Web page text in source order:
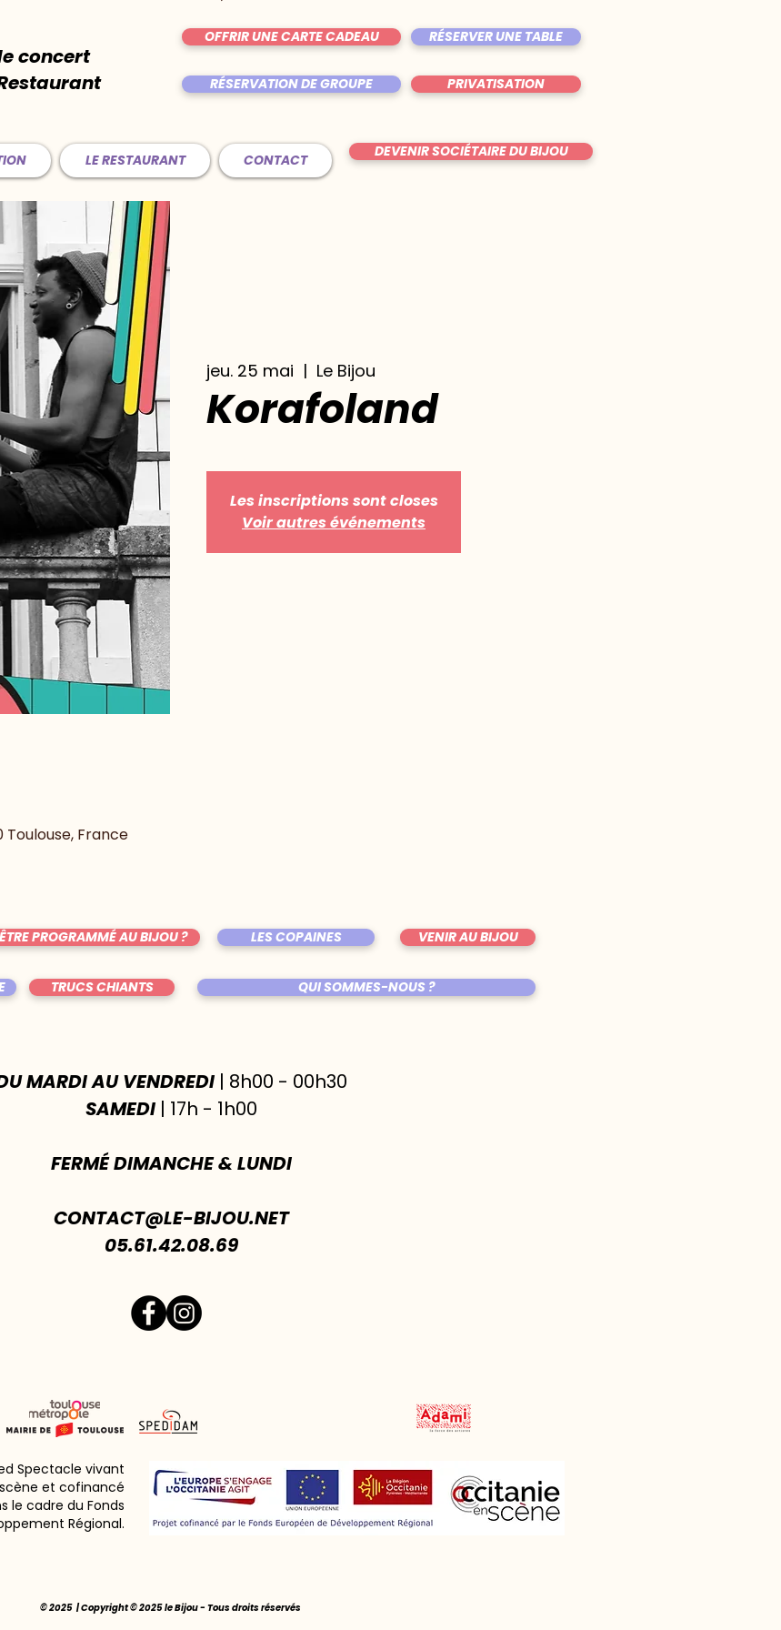
concert
OFFRIR UNE CARTE CADEAU RÉSERVER UNE TABLE
RÉSERVATION DE GROUPE PRIVATISATION
LE RESTAURANT CONTACT DEVENIR SOCIÉTAIRE DU BIJOU
jeu. 25 mai
  |
Le Bijou
Korafoland
Les inscriptions sont closes
Voir autres événements
Toulouse, France
ÊTRE PROGRAMMÉ AU BIJOU ? LES COPAINES VENIR AU BIJOU
TRUCS CHIANTS QUI SOMMES-NOUS ?
MARDI AU VENDREDI| 8h00 - 00h30
SAMEDI| 17h - 1h00
FERMÉ DIMANCHE & LUNDI
CONTACT@LE-BIJOU.NET
05.61.42.08.69
Spectacle vivant
et cofinancé
le cadre du Fonds
Régional.
© 2025 | Copyright © 2025 le Bijou - Tous droits réservés